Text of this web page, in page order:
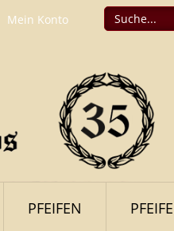
Mein Konto
PFEIFEN